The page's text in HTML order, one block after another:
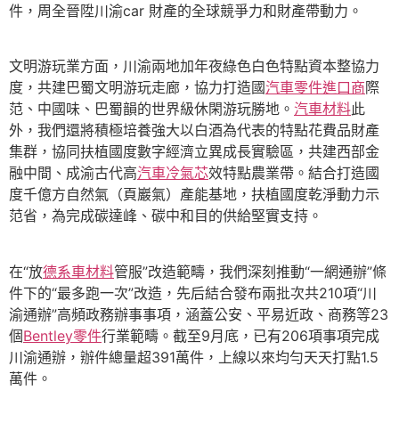
件，周全晉陞川渝car 財產的全球競爭力和財產帶動力。
文明游玩業方面，川渝兩地加年夜綠色白色特點資本整協力
度，共建巴蜀文明游玩走廊，協力打造國汽車零件進口商際
范、中國味、巴蜀韻的世界級休閑游玩勝地。 汽車材料此
外，我們還將積極培養強大以白酒為代表的特點花費品財產
集群，協同扶植國度數字經濟立異成長實驗區，共建西部金
融中間、成渝古代高汽車冷氣芯效特點農業帶。結合打造國
度千億方自然氣（頁巖氣）產能基地，扶植國度乾淨動力示
范省，為完成碳達峰、碳中和目的供給堅實支持。
在“放德系車材料管服”改造範疇，我們深刻推動“一網通辦”條
件下的“最多跑一次”改造，先后結合發布兩批次共210項“川
渝通辦”高頻政務辦事事項，涵蓋公安、平易近政、商務等23
個Bentley零件行業範疇。截至9月底，已有206項事項完成
川渝通辦，辦件總量超391萬件，上線以來均勻天天打點1.5
萬件。